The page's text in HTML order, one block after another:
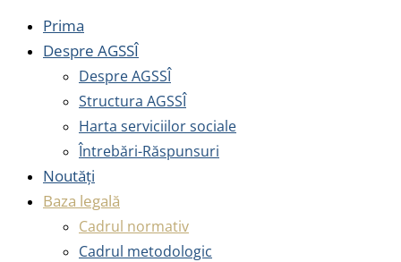
Prima
Despre AGSSÎ
Despre AGSSÎ
Structura AGSSÎ
Harta serviciilor sociale
Întrebări-Răspunsuri
Noutăți
Baza legală
Cadrul normativ
Cadrul metodologic